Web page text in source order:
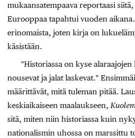
mukaansatempaava reportaasi
Eurooppaa tapahtui vuoden
erinomaista, joten kirja on
käsistään.
"Historiassa on kyse alaraajojen
nousevat ja jalat laskevat."
määrittävät, mitä tuleman pitää.
keskiaikaiseen maalaukseen,
sitä, miten niin historiassa kuin
nationalismin uhossa on marssittu